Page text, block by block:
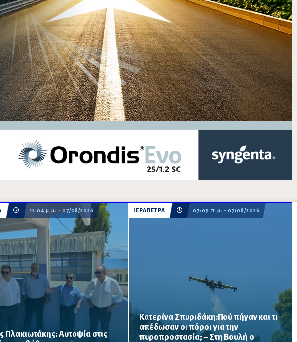
12:04 μ.μ. - 07/08/2026
Πλακιωτάκης: Αυτοψία στις
του προγράμματος
ΙΕΡΑΠΕΤΡΑ 07:09 π.μ. - 07/08/2026
Κατερίνα Σπυριδάκη:Πού πήγαν και τι
απέδωσαν οι πόροι για την
πυροπροστασία; – Στη Βουλή ο
Το ΠΑΣΟΚ ζητά πλήρη απολογισμό των